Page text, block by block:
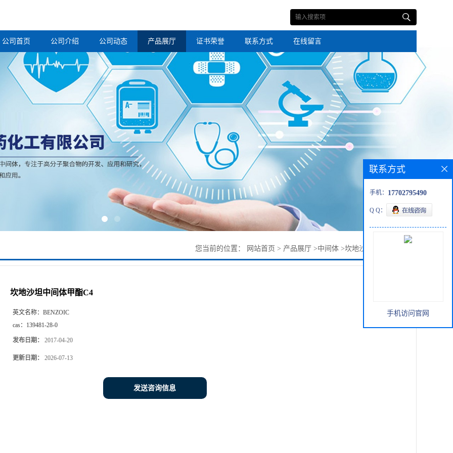
公司首页 公司介绍 公司动态 产品展厅 证书荣誉 联系方式 在线留言
您当前的位置： 网站首页 > 产品展厅 >中间体 >坎地沙坦中间体甲酯C4
坎地沙坦中间体甲酯C4
英文名称： BENZOIC
cas： 139481-28-0
发布日期： 2017-04-20
更新日期： 2026-07-13
发送咨询信息
联系方式
手机： 17702795490
Q Q：
手机访问官网